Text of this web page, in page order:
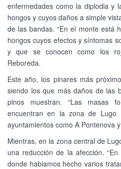
enfermedades como la diplodia y
hongos y cuyos daños a simple
de las bandas. “En el monte está
hongos cuyos efectos y síntomas
y que se conocen como los
Reboreda.
Este año, los pinares más
siendo los que más daños de las
pinos muestran. “Las masas
encuentran en la zona de Lugo
ayuntamientos como A Pontenova
Mientras, en la zona central de
una reducción de la afección.
donde habiamos hecho varios